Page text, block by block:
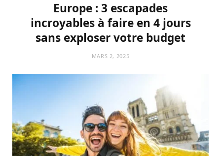
Europe : 3 escapades
incroyables à faire en 4 jours
sans exploser votre budget
MARS 2, 2025